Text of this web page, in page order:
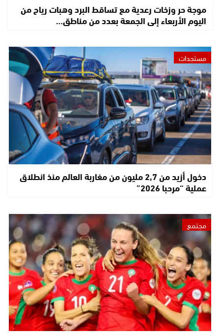
موجة حر وزخات رعدية مع تساقط البرد وهبات رياح من
اليوم الأربعاء إلى الجمعة بعدد من مناطق…
مستجدات
دخول أزيد من 2,7 مليون من مغاربة العالم منذ انطلاق
عملية “مرحبا 2026”
مجتمع